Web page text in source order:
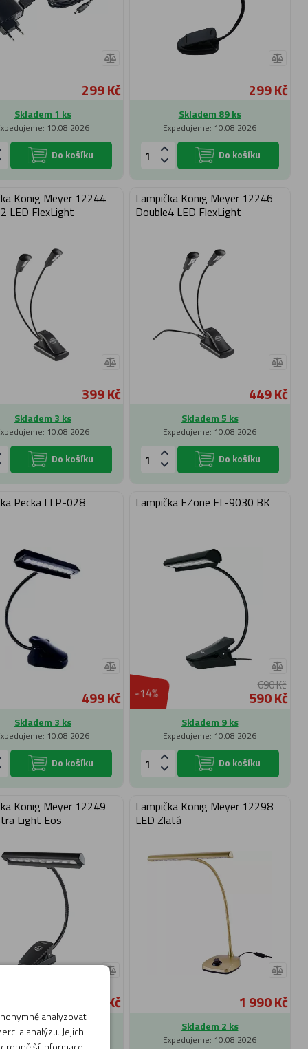
299 Kč
Skladem 1 ks
10.08.2026
Do košíku
299 Kč
Skladem 89 ks
Expedujeme: 10.08.2026
Do košíku
König Meyer 12244
LED FlexLight
399 Kč
Skladem 3 ks
10.08.2026
Do košíku
Lampička König Meyer 12246
Double4 LED FlexLight
449 Kč
Skladem 5 ks
Expedujeme: 10.08.2026
Do košíku
Pecka LLP-028
499 Kč
Skladem 3 ks
10.08.2026
Do košíku
Lampička FZone FL-9030 BK
-14% 690 Kč
590 Kč
Skladem 9 ks
Expedujeme: 10.08.2026
Do košíku
König Meyer 12249
Light Eos
999 Kč
Skladem 6 ks
10.08.2026
Lampička König Meyer 12298
LED Zlatá
1 990 Kč
Skladem 2 ks
Expedujeme: 10.08.2026
analyzovat
a analýzu. Jejich